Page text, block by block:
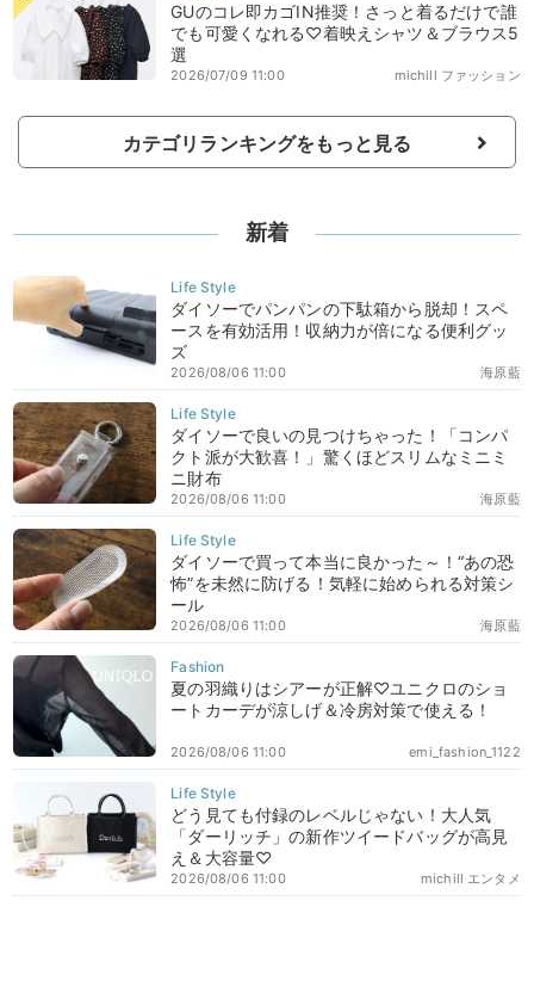
GUのコレ即カゴIN推奨！さっと着るだけで誰
でも可愛くなれる♡着映えシャツ＆ブラウス5
選
michill ファッション
2026/07/09 11:00
カテゴリランキングをもっと見る
新着
ダイソーでパンパンの下駄箱から脱却！スペ
ースを有効活用！収納力が倍になる便利グッ
ズ
海原藍
2026/08/06 11:00
ダイソーで良いの見つけちゃった！「コンパ
クト派が大歓喜！」驚くほどスリムなミニミ
ニ財布
海原藍
2026/08/06 11:00
ダイソーで買って本当に良かった～！“あの恐
怖”を未然に防げる！気軽に始められる対策シ
ール
海原藍
2026/08/06 11:00
夏の羽織りはシアーが正解♡ユニクロのショ
ートカーデが涼しげ＆冷房対策で使える！
emi_fashion_1122
2026/08/06 11:00
どう見ても付録のレベルじゃない！大人気
「ダーリッチ」の新作ツイードバッグが高見
え＆大容量♡
michill エンタメ
2026/08/06 11:00